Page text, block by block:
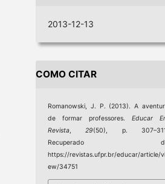
2013-12-13
COMO CITAR
Romanowski, J. P. (2013). A
de formar professores. Educar
Revista,29(50), p.
Recuperado
https://revistas.ufpr.br/educar/article/vi
ew/34751